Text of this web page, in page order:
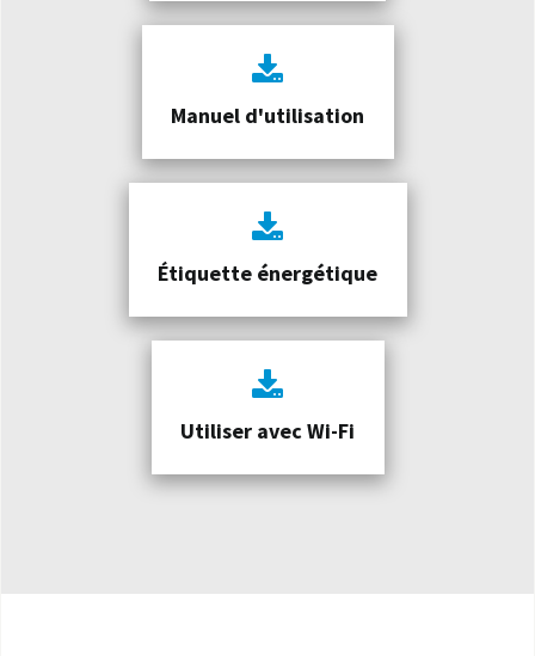
Manuel d'utilisation
Étiquette énergétique
Utiliser avec Wi-Fi